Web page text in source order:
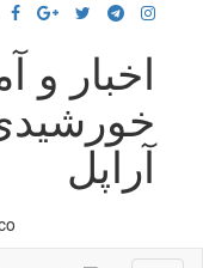
اخبار
آراپل